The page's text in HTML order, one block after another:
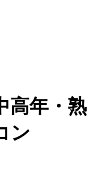
高年・熟
ン